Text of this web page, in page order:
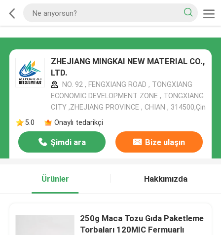
ZHEJIANG MINGKAI NEW MATERIAL CO.,
LTD.
NO. 92 , FENGXIANG ROAD , TONGXIANG
ECONOMIC DEVELOPMENT ZONE , TONGXIANG
CITY ,ZHEJIANG PROVINCE , CHIAN , 314500,Çin
5.0
Onaylı tedarikçi
Şimdi ara Bize ulaşın
Ürünler Hakkımızda
250g Maca Tozu Gıda Paketleme
Torbaları 120MIC Fermuarlı